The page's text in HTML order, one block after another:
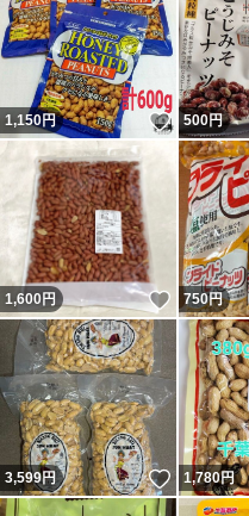
1,150円 いいね！
500円
1,600円 いいね！
750円
3,599円 いいね！
1,780円